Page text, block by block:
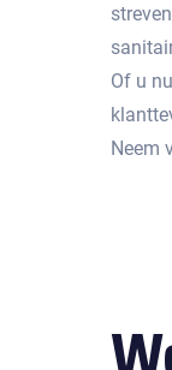
Of u
Neem